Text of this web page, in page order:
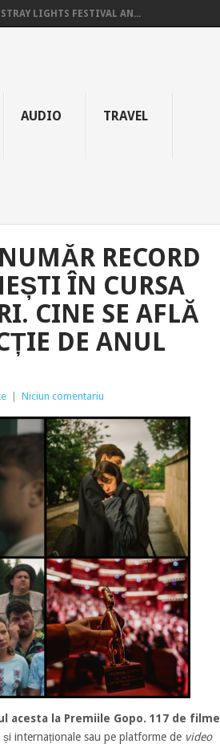
STRAY LIGHTS FESTIVAL AN...
AUDIO TRAVEL
RECORD
ÎN CURSA
CINE SE AFLĂ
DE ANUL
Niciun comentariu
acesta la Premiile Gopo. 117 de filme
internaționale sau pe platforme de video